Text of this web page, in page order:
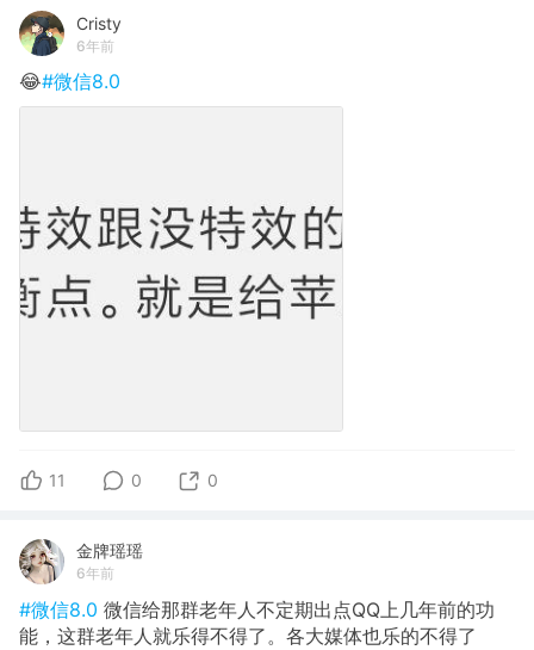
Cristy
6年前
😂#微信8.0
11 0 0
金牌瑶瑶
6年前
#微信8.0 微信给那群老年人不定期出点QQ上几年前的功
能，这群老年人就乐得不得了。各大媒体也乐的不得了